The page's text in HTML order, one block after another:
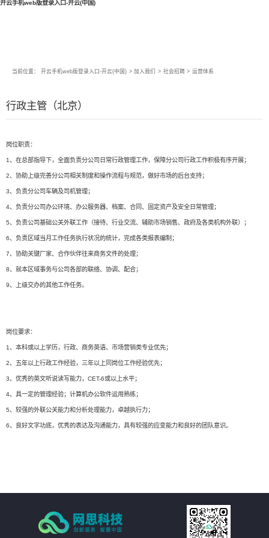
开云手机web版登录入口-开云(中国)
当前位置： 开云手机web版登录入口-开云(中国) > 加入我们 > 社会招聘 > 运营体系
行政主管（北京）
岗位职责：
1、在总部指导下，全面负责分公司日常行政管理工作，保障分公司行政工作积极有序开展；
2、协助上级完善分公司相关制度和操作流程与规范，做好市场的后台支持；
3、负责分公司车辆及司机管理；
4、负责分公司办公环境、办公服务器、档案、合同、固定资产及安全日常管理；
5、负责公司基础公关外联工作（接待、行业交流、辅助市场销售、政府及各类机构外联）；
6、负责区域当月工作任务执行状况的统计，完成各类报表编制；
7、协助关键厂家、合作伙伴往来商务文件的处理；
8、就本区域事务与公司各部的联络、协调、配合；
9、上级交办的其他工作任务。
岗位要求：
1、本科或以上学历，行政、商务英语、市场营销类专业优先；
2、五年以上行政工作经验，三年以上同岗位工作经验优先；
3、优秀的英文听说读写能力，CET-6或以上水平；
4、具一定的管理经验；计算机办公软件运用熟练；
5、较强的外联公关能力和分析处理能力，卓越执行力；
6、良好文字功底，优秀的表达及沟通能力，具有较强的应变能力和良好的团队意识。